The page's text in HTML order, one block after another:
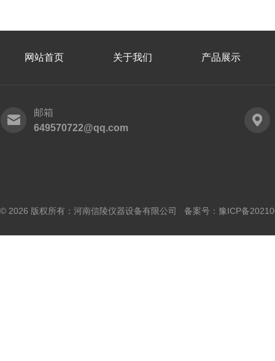
网站首页 关于我们 产品展示
邮箱
649570722@qq.com
© 2026 版权所有：河南信陵仪器设备有限公司 备案号： 豫ICP备